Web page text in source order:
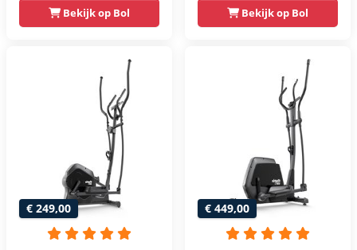
Programma's -
Bluetooth -
Bekijk op Bol
Hartslagsensoren -
24
Weerstandsniveaus
Bekijk op Bol
€ 249,00 € 449,00